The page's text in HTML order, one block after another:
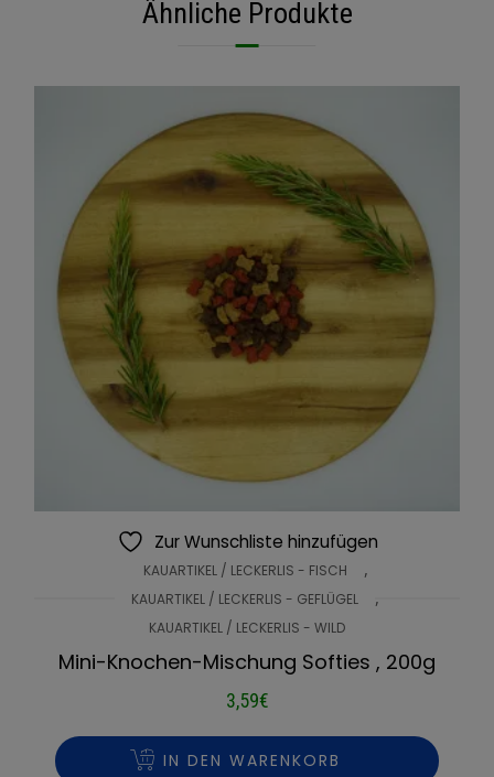
Ähnliche Produkte
Zur Wunschliste hinzufügen
KAUARTIKEL / LECKERLIS - FISCH ,
KAUARTIKEL / LECKERLIS - GEFLÜGEL ,
KAUARTIKEL / LECKERLIS - WILD
Mini-Knochen-Mischung Softies , 200g
3,59€
IN DEN WARENKORB